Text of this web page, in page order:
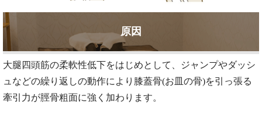
原因
大腿四頭筋の柔軟性低下をはじめとして、ジャンプやダッシ
ュなどの繰り返しの動作により膝蓋骨(お皿の骨)を引っ張る
牽引力が脛骨粗面に強く加わります。